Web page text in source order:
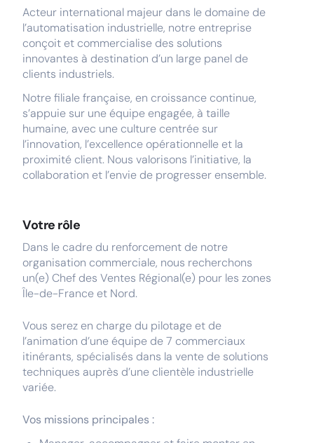
Acteur international majeur dans le domaine de
l’automatisation industrielle, notre entreprise
conçoit et commercialise des solutions
innovantes à destination d’un large panel de
clients industriels.
Notre filiale française, en croissance continue,
s’appuie sur une équipe engagée, à taille
humaine, avec une culture centrée sur
l’innovation, l’excellence opérationnelle et la
proximité client. Nous valorisons l’initiative, la
collaboration et l’envie de progresser ensemble.
Votre rôle
Dans le cadre du renforcement de notre
organisation commerciale, nous recherchons
un(e) Chef des Ventes Régional(e) pour les zones
Île-de-France et Nord.
Vous serez en charge du pilotage et de
l’animation d’une équipe de 7 commerciaux
itinérants, spécialisés dans la vente de solutions
techniques auprès d’une clientèle industrielle
variée.
Vos missions principales :